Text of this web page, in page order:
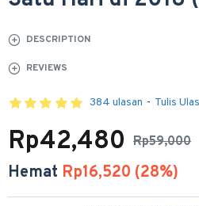
DESCRIPTION
REVIEWS
384 ulasan - Tulis
Rp59,000
Rp42,480
Hemat Rp16,520 (28%)